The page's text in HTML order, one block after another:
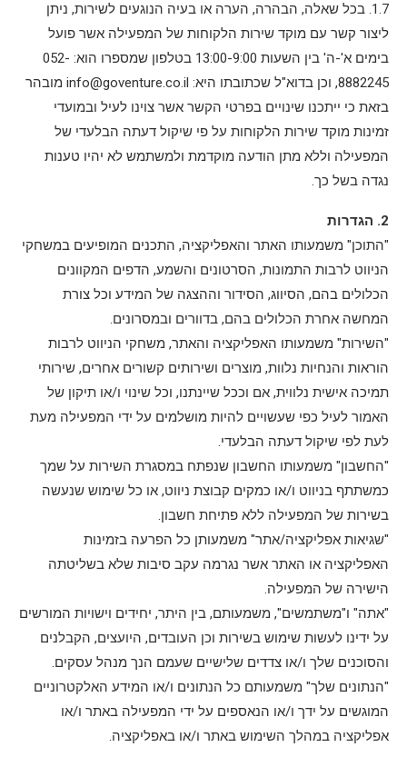
1.7. בכל שאלה, הבהרה, הערה או בעיה הנוגעים לשירות, ניתן
ליצור קשר עם מוקד שירות הלקוחות של המפעילה אשר פועל
בימים א'-ה' בין השעות 13:00-9:00 בטלפון שמספרו הוא: 052-
8882245, וכן בדוא"ל שכתובתו היא:
info@goventure.co.il מובהר
בזאת כי ייתכנו שינויים בפרטי הקשר אשר צוינו לעיל ובמועדי
זמינות מוקד שירות הלקוחות על פי שיקול דעתה הבלעדי של
המפעילה וללא מתן הודעה מוקדמת ולמשתמש לא יהיו טענות
נגדה בשל כך.
2. הגדרות
"התוכן" משמעותו האתר והאפליקציה, התכנים המופיעים במשחקי
הניווט לרבות התמונות, הסרטונים והשמע, הדפים המקוונים
הכלולים בהם, הסיווג, הסידור וההצגה של המידע וכל צורת
המחשה אחרת הכלולים בהם, בדוורים ובמסרונים.
"השירות" משמעותו האפליקציה והאתר, משחקי הניווט לרבות
הוראות והנחיות נלוות, מוצרים ושירותים קשורים אחרים, שירותי
תמיכה אישית נלווית, אם וככל שיינתנו, וכל שינוי ו/או תיקון של
האמור לעיל כפי שעשויים להיות מושלמים על ידי המפעילה מעת
לעת לפי שיקול דעתה הבלעדי.
"החשבון" משמעותו החשבון שנפתח במסגרת השירות על שמך
כמשתתף בניווט ו/או כמקים קבוצת ניווט, או כל שימוש שנעשה
בשירות של המפעילה ללא פתיחת חשבון.
"שגיאות אפליקציה/אתר" משמעותן כל הפרעה בזמינות
האפליקציה או האתר אשר נגרמה עקב סיבות שלא בשליטתה
הישירה של המפעילה.
"אתה" ו"משתמשים", משמעותם, בין היתר, יחידים וישויות המורשים
על ידינו לעשות שימוש בשירות וכן העובדים, היועצים, הקבלנים
והסוכנים שלך ו/או צדדים שלישיים שעמם הנך מנהל עסקים.
"הנתונים שלך" משמעותם כל הנתונים ו/או המידע האלקטרוניים
המוגשים על ידך ו/או הנאספים על ידי המפעילה באתר ו/או
אפליקציה במהלך השימוש באתר ו/או באפליקציה.